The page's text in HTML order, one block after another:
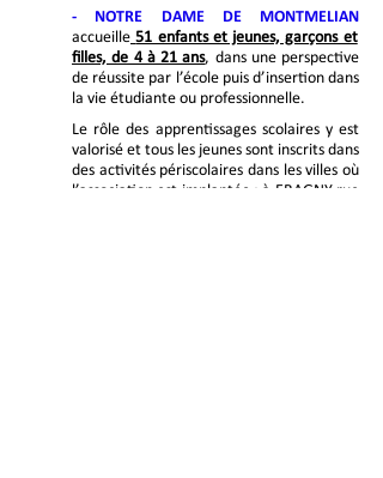
- NOTRE DAME DE MONTMELIAN
accueille 51 enfants et jeunes, garçons et
filles, de 4 à 21 ans, dans une perspective
de réussite par l’école puis d’insertion dans
la vie étudiante ou professionnelle.
Le rôle des apprentissages scolaires y est
valorisé et tous les jeunes sont inscrits dans
des activités périscolaires dans les villes où
l’association est implantée : à ERAGNY rue